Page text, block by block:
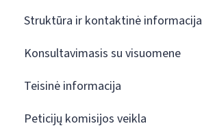
Struktūra ir kontaktinė informacija
Konsultavimasis su visuomene
Teisinė informacija
Peticijų komisijos veikla